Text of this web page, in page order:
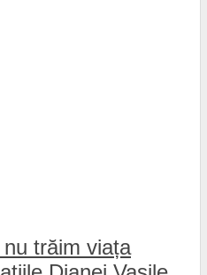
trăim viața